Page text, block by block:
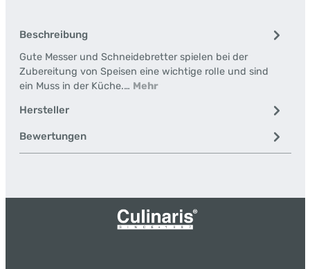
Beschreibung
Gute Messer und Schneidebretter spielen bei der
Zubereitung von Speisen eine wichtige rolle und sind
ein Muss in der Küche.… Mehr
Hersteller
Bewertungen